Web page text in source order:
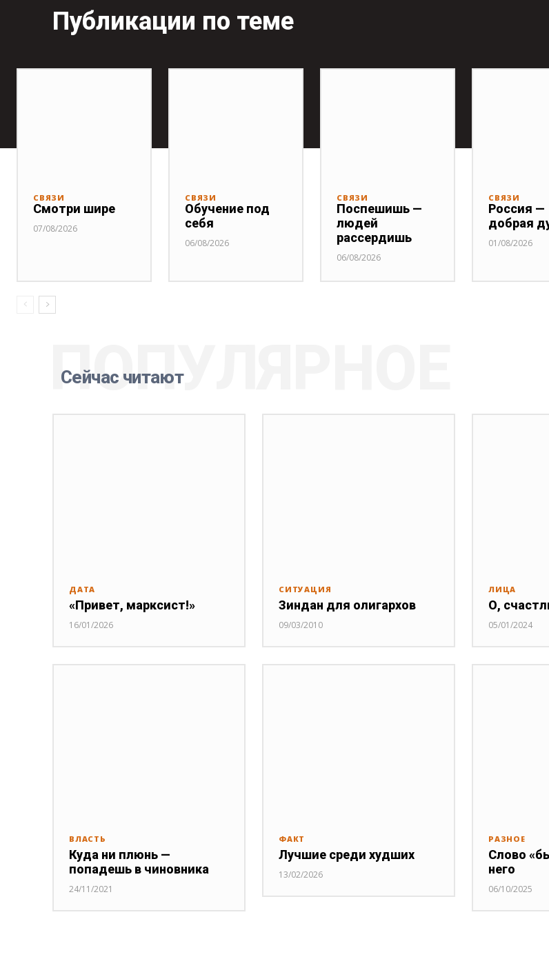
Публикации по теме
СВЯЗИ
Смотри шире
07/08/2026
СВЯЗИ
Обучение под
себя
06/08/2026
СВЯЗИ
Поспешишь —
людей
рассердишь
06/08/2026
СВЯЗИ
Россия —
добрая
01/08/2026
Сейчас читают
ПОПУЛЯРНОЕ
ДАТА
«Привет, марксист!»
16/01/2026
СИТУАЦИЯ
Зиндан для олигархов
09/03/2010
ЛИЦА
О,
05/01/2024
ВЛАСТЬ
Куда ни плюнь —
попадешь в чиновника
24/11/2021
ФАКТ
Лучшие среди худших
13/02/2026
РАЗНОЕ
Слово
него
06/10/2025